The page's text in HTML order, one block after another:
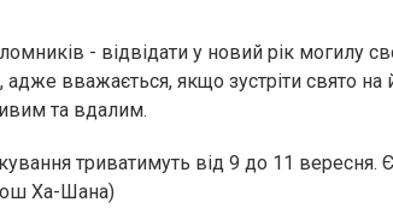
- відвідати у новий рік могилу
вважається, якщо зустріти свято на
та вдалим.
триватимуть від 9 до 11 вересня.
Ха-Шана)